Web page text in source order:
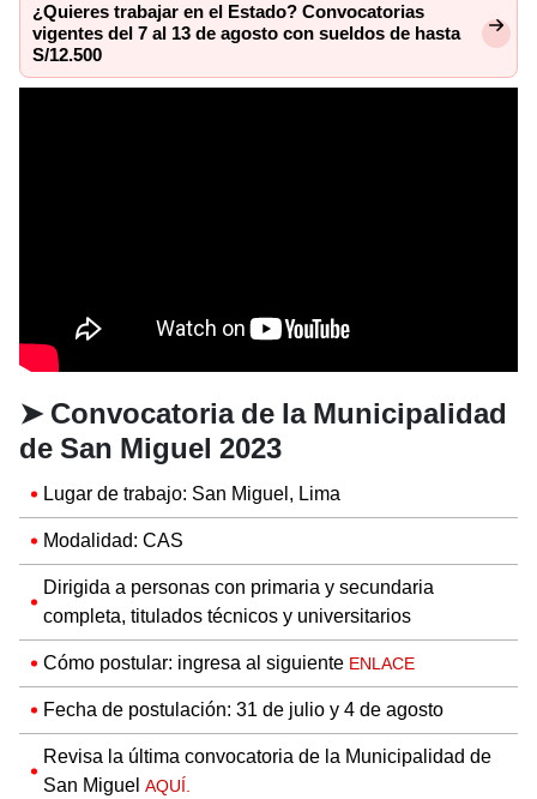
¿Quieres trabajar en el Estado? Convocatorias
vigentes del 7 al 13 de agosto con sueldos de hasta
S/12.500
➤ Convocatoria de la Municipalidad
de San Miguel 2023
Lugar de trabajo: San Miguel, Lima
Modalidad: CAS
Dirigida a personas con primaria y secundaria
completa, titulados técnicos y universitarios
Cómo postular: ingresa al siguiente ENLACE
Fecha de postulación: 31 de julio y 4 de agosto
Revisa la última convocatoria de la Municipalidad de
San Miguel AQUÍ.